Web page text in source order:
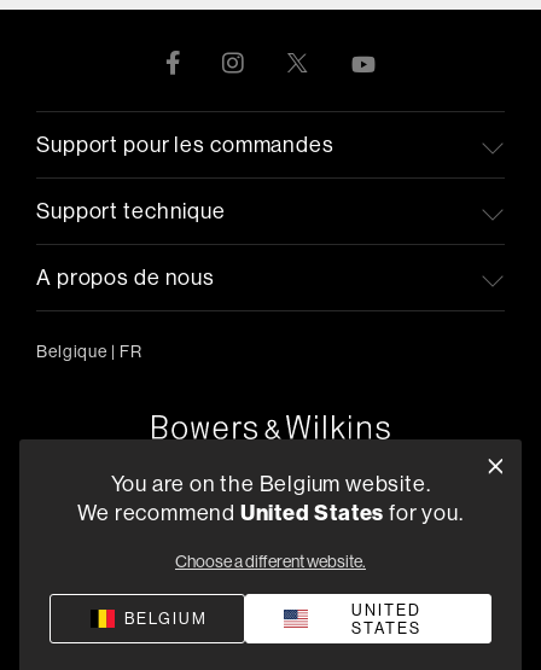
Support pour les commandes
Support technique
A propos de nous
Belgique | FR
+33 (1) 89 54 63 64
Politique de confidentialitéConditions de venteCompliance
You are on the Belgium website.
We recommend United States for you.
Choose a different website.
BELGIUM
UNITED
STATES